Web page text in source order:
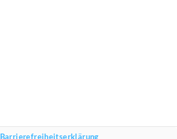
Barrierefreiheitserklärung